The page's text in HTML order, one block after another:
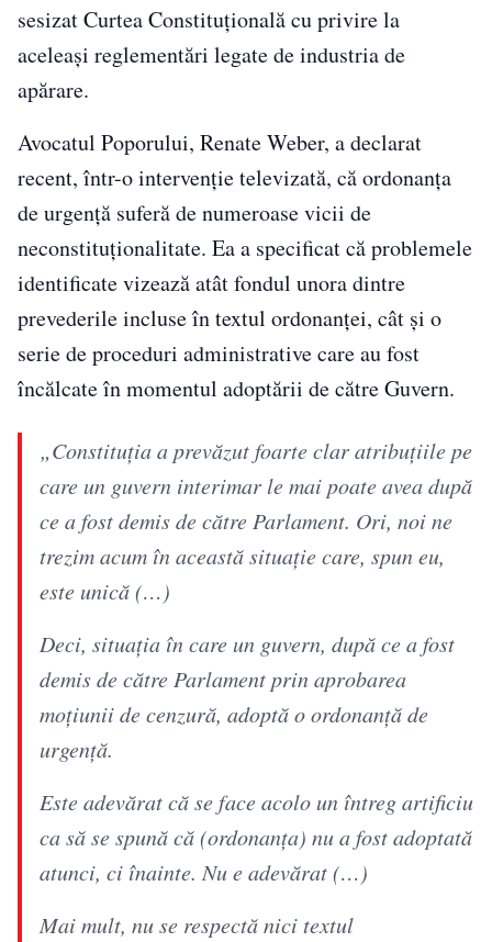
sesizat Curtea Constituțională cu privire la
aceleași reglementări legate de industria de
apărare.
Avocatul Poporului, Renate Weber, a declarat
recent, într-o intervenție televizată, că ordonanța
de urgență suferă de numeroase vicii de
neconstituționalitate. Ea a specificat că problemele
identificate vizează atât fondul unora dintre
prevederile incluse în textul ordonanței, cât și o
serie de proceduri administrative care au fost
încălcate în momentul adoptării de către Guvern.
„Constituția a prevăzut foarte clar atribuțiile pe
care un guvern interimar le mai poate avea după
ce a fost demis de către Parlament. Ori, noi ne
trezim acum în această situație care, spun eu,
este unică (…)
Deci, situația în care un guvern, după ce a fost
demis de către Parlament prin aprobarea
moțiunii de cenzură, adoptă o ordonanță de
urgență.
Este adevărat că se face acolo un întreg artificiu
ca să se spună că (ordonanța) nu a fost adoptată
atunci, ci înainte. Nu e adevărat (…)
Mai mult, nu se respectă nici textul